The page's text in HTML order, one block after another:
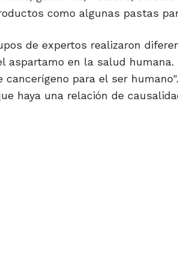
como algunas pastas
de expertos realizaron
aspartamo en la salud
cancerígeno para el ser
haya una relación de